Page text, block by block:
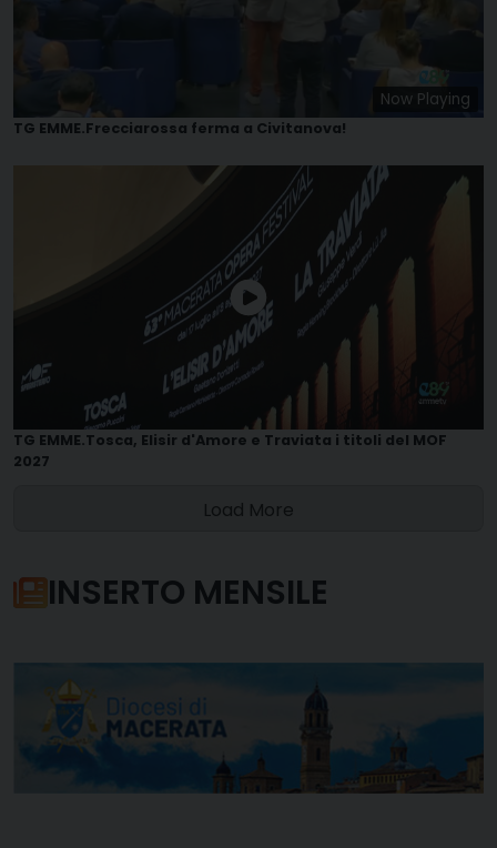
Now Playing
TG EMME.Frecciarossa ferma a Civitanova!
TG EMME.Tosca, Elisir d'Amore e Traviata i titoli del MOF
2027
Load More
INSERTO MENSILE